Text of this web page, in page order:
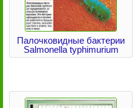
Палочковидные бактерии
Salmonella typhimurium